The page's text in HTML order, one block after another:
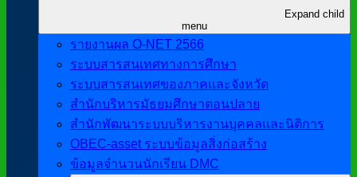
Expand child
menu
รายงานผล O-NET 2566
ระบบสารสนเทศทางการศึกษา
ระบบสารสนเทศของภาคและจังหวัด
สำนักบริหารมัธยมศึกษาตอนปลาย
สำนักพัฒนาระบบบริหารงานบุคคลและนิติการ
OBEC-asset ระบบข้อมูลสิ่งก่อสร้าง
ข้อมูลจำนวนนักเรียน DMC